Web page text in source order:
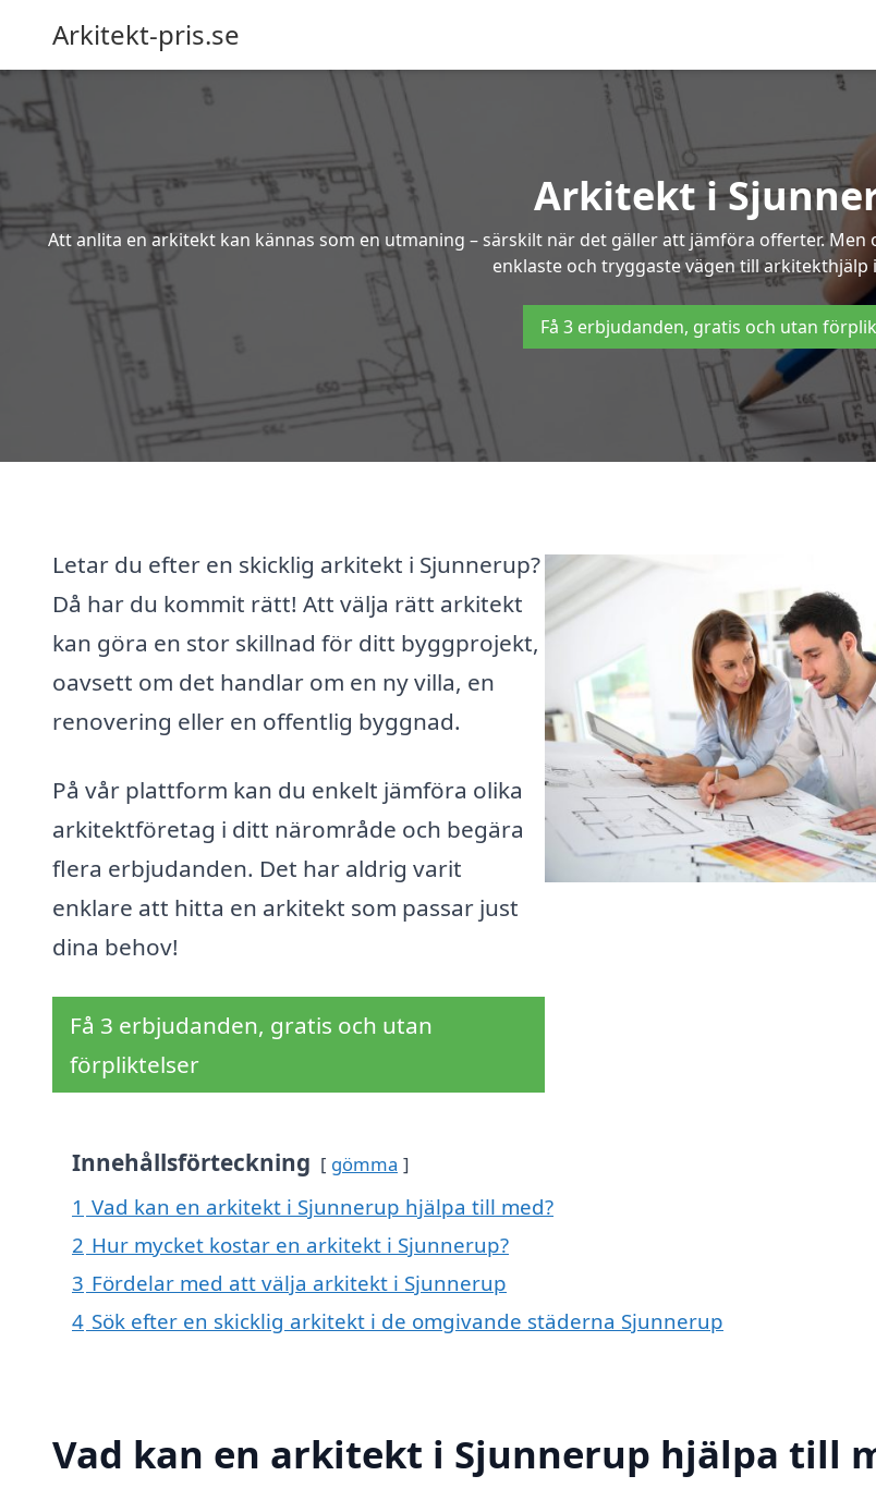
Arkitekt-pris.se
Arkitekt i
Att anlita en arkitekt kan kännas som en utmaning – särskilt när det gäller att jämföra offerter.
enklaste och tryggaste vägen till arkitekthjälp
Få 3 erbjudanden, gratis och utan
Letar du efter en skicklig arkitekt i Sjunnerup?
Då har du kommit rätt! Att välja rätt arkitekt
kan göra en stor skillnad för ditt byggprojekt,
oavsett om det handlar om en ny villa, en
renovering eller en offentlig byggnad.
På vår plattform kan du enkelt jämföra olika
arkitektföretag i ditt närområde och begära
flera erbjudanden. Det har aldrig varit
enklare att hitta en arkitekt som passar just
dina behov!
Få 3 erbjudanden, gratis och utan
förpliktelser
Innehållsförteckning gömma
1 Vad kan en arkitekt i Sjunnerup hjälpa till med?
2 Hur mycket kostar en arkitekt i Sjunnerup?
3 Fördelar med att välja arkitekt i Sjunnerup
4 Sök efter en skicklig arkitekt i de omgivande städerna Sjunnerup
Vad kan en arkitekt i Sjunnerup hjälpa till